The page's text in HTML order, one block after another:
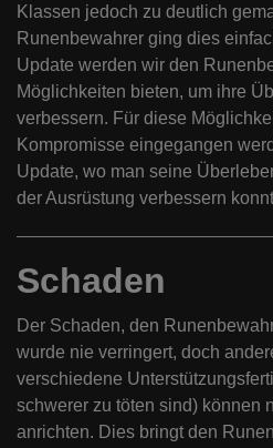
Klassen jedoch zu deutlich
Runenbewahrer ging dies
Update werden wir den
Möglichkeiten bieten, um ihre
verbessern. Für diese
Kompromisse eingegangen
Update, wo man seine
der Ausrüstung verbessern
Schaden
Der Schaden, den
wurde nie verringert, doch
verschiedene
schwerer zu töten sind) können
anrichten. Dies bringt den